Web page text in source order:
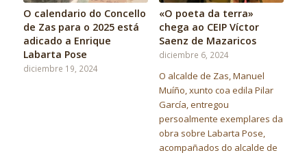
O calendario do Concello
de Zas para o 2025 está
adicado a Enrique
Labarta Pose
diciembre 19, 2024
«O poeta da terra»
chega ao CEIP Víctor
Saenz de Mazaricos
diciembre 6, 2024
O alcalde de Zas, Manuel
Muíño, xunto coa edila Pilar
García, entregou
persoalmente exemplares da
obra sobre Labarta Pose,
acompañados do alcalde de